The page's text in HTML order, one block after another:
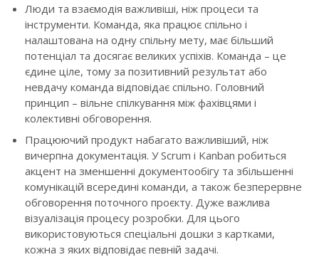
Люди та взаємодія важливіші, ніж процеси та
інструменти. Команда, яка працює спільно і
налаштована на одну спільну мету, має більший
потенціал та досягає великих успіхів. Команда – це
єдине ціле, тому за позитивний результат або
невдачу команда відповідає спільно. Головний
принцип – вільне спілкування між фахівцями і
колективні обговорення.
Працюючий продукт набагато важливіший, ніж
вичерпна документація. У Scrum і Kanban робиться
акцент на зменшенні документообігу та збільшенні
комунікацій всередині команди, а також безперервне
обговорення поточного проєкту. Дуже важлива
візуалізація процесу розробки. Для цього
використовуються спеціальні дошки з картками,
кожна з яких відповідає певній задачі.